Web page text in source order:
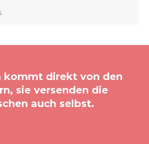
kommt direkt von den
sie versenden die
auch selbst.